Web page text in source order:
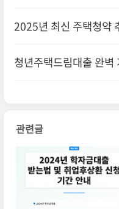
2025년 최신 주택청약
청년주택드림대출 완
관련글